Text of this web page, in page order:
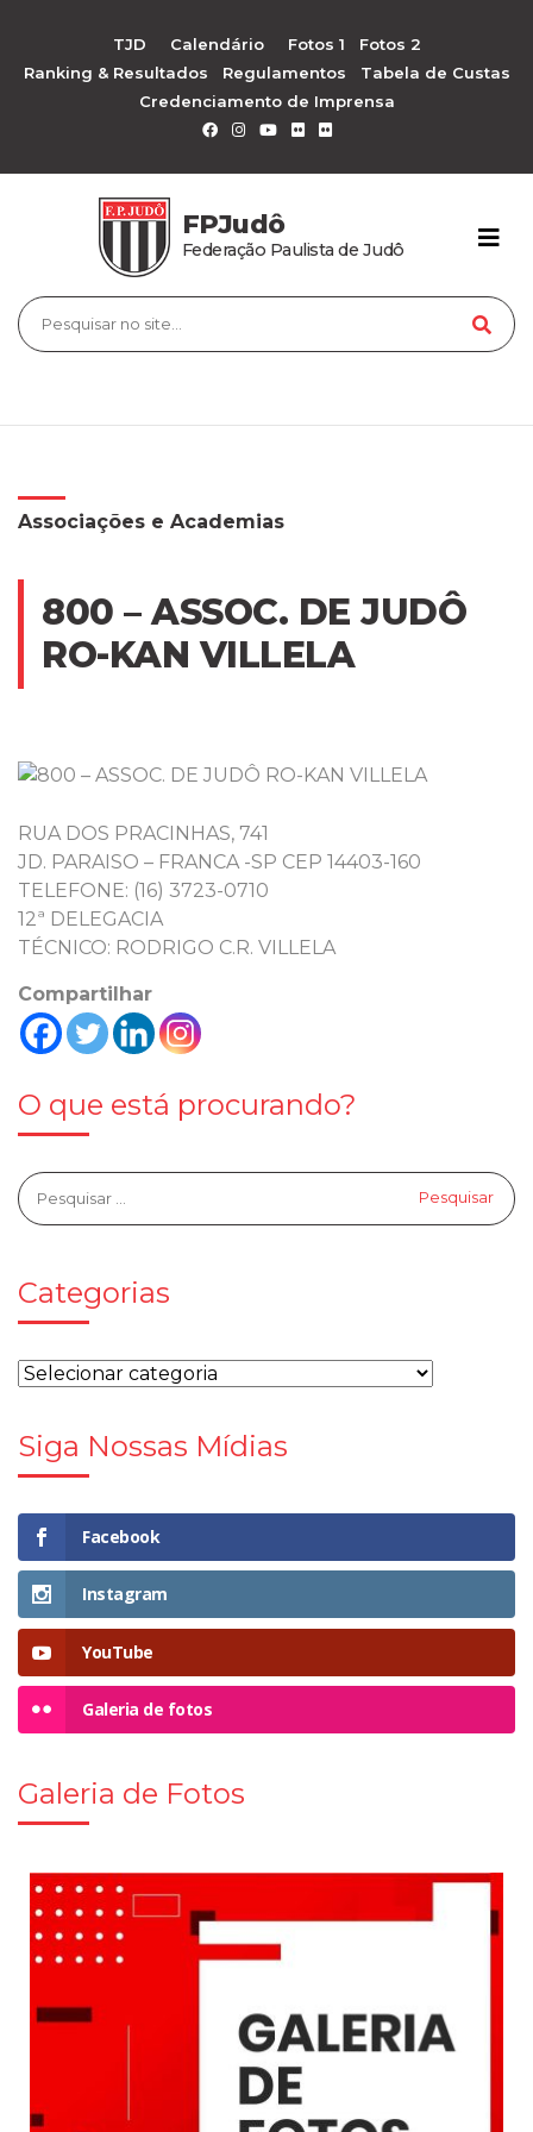
TJD Calendário Fotos 1
Fotos 2
Ranking & Resultados
Regulamentos
Tabela de Custas
Credenciamento de Imprensa
FPJudô
Federação Paulista de Judô
Associações e Academias
800 – ASSOC. DE JUDÔ
RO-KAN VILLELA
RUA DOS PRACINHAS, 741
JD. PARAISO – FRANCA -SP CEP 14403-160
TELEFONE: (16) 3723-0710
12ª DELEGACIA
TÉCNICO: RODRIGO C.R. VILLELA
Compartilhar
O que está procurando?
Categorias
Siga Nossas Mídias
Facebook
Instagram
YouTube
Galeria de fotos
Galeria de Fotos